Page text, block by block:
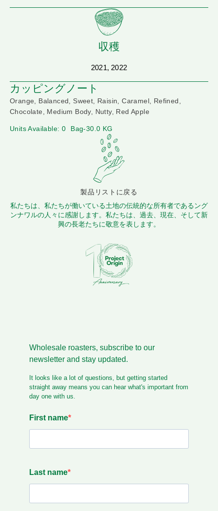
収穫
2021, 2022
カッピングノート
Orange, Balanced, Sweet, Raisin, Caramel, Refined,
Chocolate, Medium Body, Nutty, Red Apple
Units Available: 0 Bag-30.0 KG
製品リストに戻る
私たちは、私たちが働いている土地の伝統的な所有者であるング
ンナワルの人々に感謝します。私たちは、過去、現在、そして新
興の長老たちに敬意を表します。